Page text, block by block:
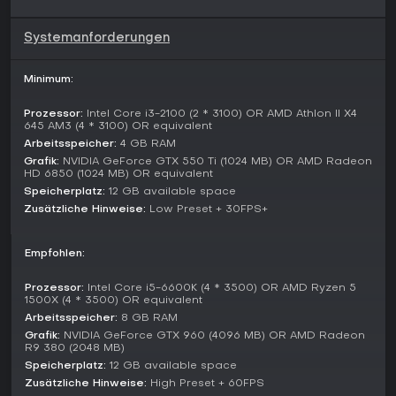
Das Spiel enthält zwei eigenständige Singleplayer-
Perspektiven zeigen. In der einen übernehmen Spieler DEA-
Beide Kampagnen bestehen aus Missionen in verschiedenen
Überwachungsgeräte und Beweissicherung bis hin zu
Eskort-Aufträgen reichen. Zusätzliche Nebenmissionen
Truppzusammenstellungen.
Missionen und schaltet neue Einheiten, Upgrades und Story-
Elemente frei. Multiplayer-Optionen oder weitere Spielmodi
Setting and Characters
Die Handlung spielt in den Anfangsjahren des Drogenkriegs
in Kolumbien und greift zentrale Ereignisse der Serie auf.
Spieler treffen auf bekannte Figuren, die als Anführer mit
speziellen Fähigkeiten zur Verfügung stehen. Auf der einen
Systemanforderungen
Minimum:
Prozessor: Intel Core i3-2100 (2 * 3100) OR AMD Athlon II X4
645 AM3 (4 * 3100) OR equivalent
Arbeitsspeicher: 4 GB RAM
Grafik: NVIDIA GeForce GTX 550 Ti (1024 MB) OR AMD Radeon
HD 6850 (1024 MB) OR equivalent
Speicherplatz: 12 GB available space
Zusätzliche Hinweise: Low Preset + 30FPS+
Empfohlen:
Prozessor: Intel Core i5-6600K (4 * 3500) OR AMD Ryzen 5
1500X (4 * 3500) OR equivalent
Arbeitsspeicher: 8 GB RAM
Grafik: NVIDIA GeForce GTX 960 (4096 MB) OR AMD Radeon
R9 380 (2048 MB)
Speicherplatz: 12 GB available space
Zusätzliche Hinweise: High Preset + 60FPS